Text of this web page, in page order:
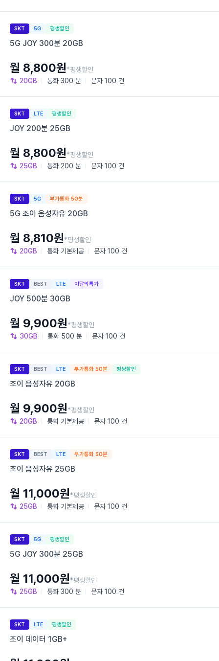
SKT 5G 평생할인
5G JOY 300분 20GB
20GB 통화 300 분 문자 100 건
월 8,800원*평생할인
SKT LTE 평생할인
JOY 200분 25GB
25GB 통화 200 분 문자 100 건
월 8,800원*평생할인
SKT 5G 부가통화 50분
5G 조이 음성자유 20GB
20GB 통화 기본제공 문자 100 건
월 8,810원*평생할인
SKT BEST LTE 이달의특가
JOY 500분 30GB
30GB 통화 500 분 문자 100 건
월 9,900원*평생할인
SKT BEST LTE 부가통화 50분 평생할인
조이 음성자유 20GB
20GB 통화 기본제공 문자 100 건
월 9,900원*평생할인
SKT BEST LTE 부가통화 50분
조이 음성자유 25GB
25GB 통화 기본제공 문자 100 건
월 11,000원*평생할인
SKT 5G 평생할인
5G JOY 300분 25GB
25GB 통화 300 분 문자 100 건
월 11,000원*평생할인
SKT LTE 평생할인
조이 데이터 1GB+